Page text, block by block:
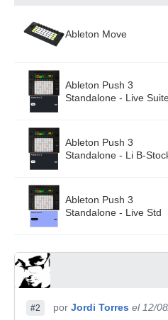
Ableton Move
Ableton Push 3
Standalone - Live
Ableton Push 3
Standalone - Li B-
Ableton Push 3
Standalone - Live Std
#2 por Jordi Torres el 12/